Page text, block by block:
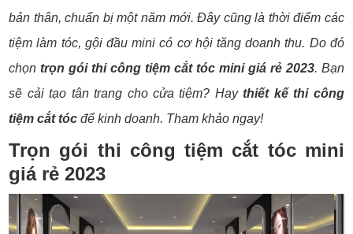
bản thân, chuẩn bị một năm mới. Đây cũng là thời điểm các
tiệm làm tóc, gội đầu mini có cơ hội tăng doanh thu. Do đó
chọntrọn gói thi công tiệm cắt tóc mini giá rẻ 2023. Bạn
sẽ cải tạo tân trang cho cửa tiệm? Haythiết kế thi công
tiệm cắt tóc để kinh doanh. Tham khảo ngay!
Trọn gói thi công tiệm cắt tóc mini
giá rẻ 2023